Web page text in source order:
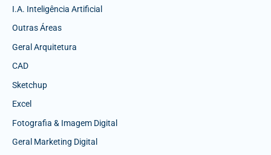
I.A. Inteligência Artificial
Outras Áreas
Geral Arquitetura
CAD
Sketchup
Excel
Fotografia & Imagem Digital
Geral Marketing Digital